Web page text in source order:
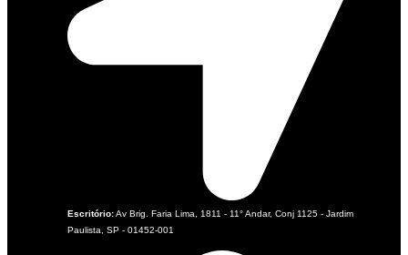
Escritório:Av Brig. Faria Lima, 1811 - 11° Andar, Conj 1125 - Jardim
Paulista, SP - 01452-001